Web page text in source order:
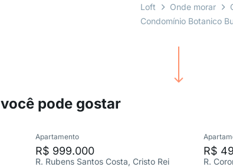
Loft Onde morar
Condomínio Botanico
pode gostar
Apartamento
R$ 999.000
R. Rubens Santos Costa, Cristo Rei
R$